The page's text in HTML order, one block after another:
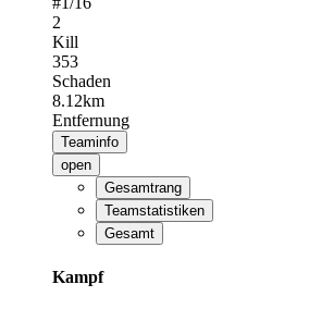
2
Kill
353
Schaden
8.12km
Entfernung
Teaminfo
open
Gesamtrang
Teamstatistiken
Gesamt
Kampf